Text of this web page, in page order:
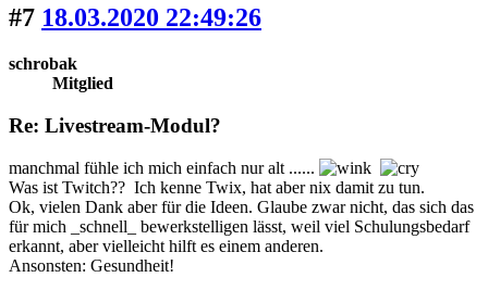
#7 18.03.2020 22:49:26
schrobak
Mitglied
Re: Livestream-Modul?
manchmal fühle ich mich einfach nur alt ......
Was ist Twitch?? Ich kenne Twix, hat aber nix damit zu tun.
Ok, vielen Dank aber für die Ideen. Glaube zwar nicht, das sich das
für mich _schnell_ bewerkstelligen lässt, weil viel Schulungsbedarf
erkannt, aber vielleicht hilft es einem anderen.
Ansonsten: Gesundheit!